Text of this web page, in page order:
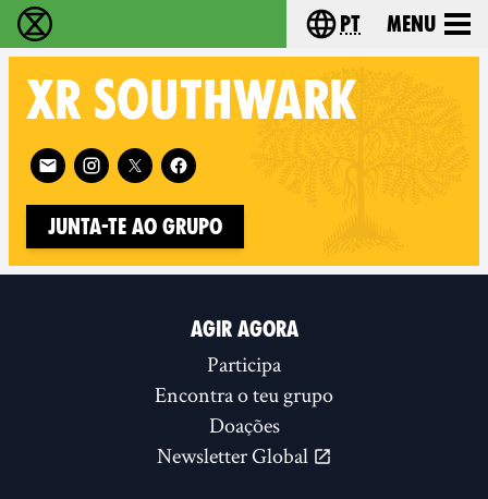
Extinction Rebellion - Home Choose your
pt Menu
XR SOUTHWARK
Follow XR Southwark on
Junta-te ao Grupo
AGIR AGORA
Participa
Encontra o teu grupo
Doações
Newsletter Global